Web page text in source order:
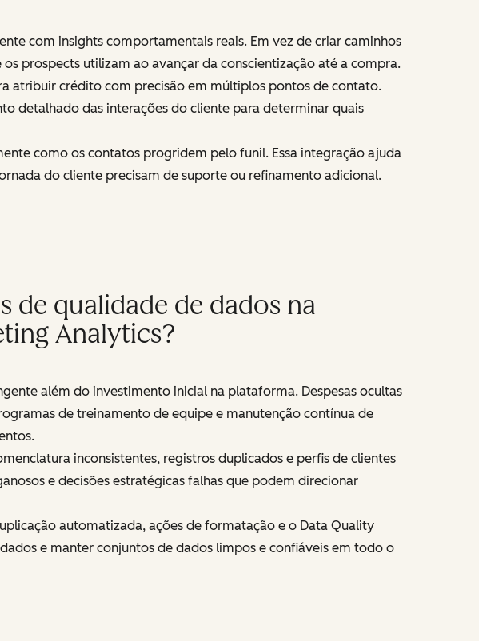
com insights comportamentais reais. Em vez de criar caminhos
prospects utilizam ao avançar da conscientização até a compra.
atribuir crédito com precisão em múltiplos pontos de contato.
detalhado das interações do cliente para determinar quais
como os contatos progridem pelo funil. Essa integração ajuda
do cliente precisam de suporte ou refinamento adicional.
de qualidade de dados na
Analytics?
além do investimento inicial na plataforma. Despesas ocultas
de treinamento de equipe e manutenção contínua de
inconsistentes, registros duplicados e perfis de clientes
e decisões estratégicas falhas que podem direcionar
automatizada, ações de formatação e o Data Quality
e manter conjuntos de dados limpos e confiáveis em todo o